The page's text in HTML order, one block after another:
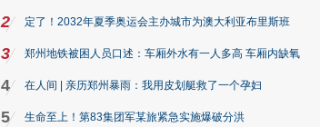
2 定了！2032年夏季奥运会主办城市为澳大利亚布里斯班
3 郑州地铁被困人员口述：车厢外水有一人多高 车厢内缺氧
4 在人间 | 亲历郑州暴雨：我用皮划艇救了一个孕妇
5 生命至上！第83集团军某旅紧急实施爆破分洪